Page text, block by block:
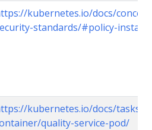
kubernetes.io/docs/
standards/#policy-
kubernetes.io/docs/tasks/
quality-service-pod/